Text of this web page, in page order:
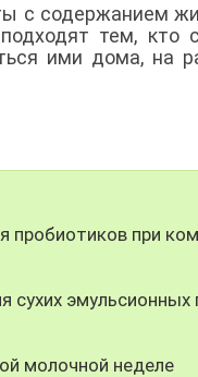
с содержанием
тем, кто
ими дома, на
пробиотиков при
сухих эмульсионных
молочной неделе